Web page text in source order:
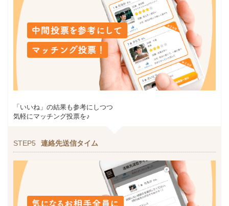
「いいね」の結果も参考にしつつ
気軽にマッチング投票を♪
STEP5 連絡先送信タイム